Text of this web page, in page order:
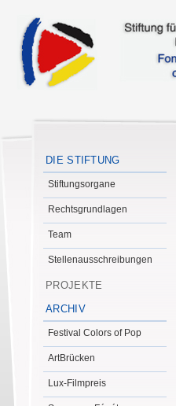
DIE STIFTUNG
Stiftungsorgane
Rechtsgrundlagen
Team
Stellenausschreibungen
PROJEKTE
ARCHIV
Festival Colors of Pop
ArtBrücken
Lux-Filmpreis